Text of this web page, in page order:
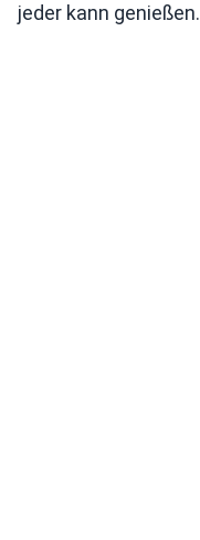
jeder kann genießen.